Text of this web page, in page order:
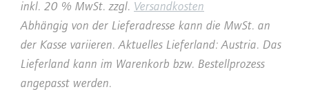
inkl. 20 % MwSt. zzgl. Versandkosten
Abhängig von der Lieferadresse kann die MwSt. an
der Kasse variieren. Aktuelles Lieferland: Austria. Das
Lieferland kann im Warenkorb bzw. Bestellprozess
angepasst werden.